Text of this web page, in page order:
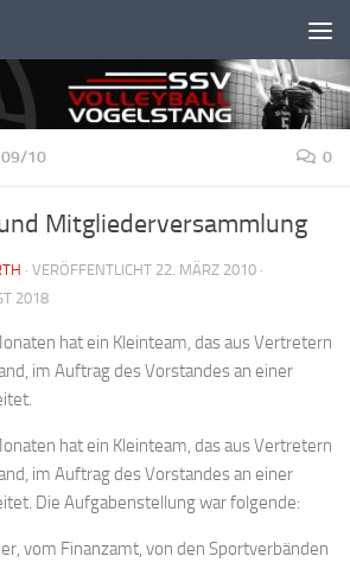
09/10 0
Mitgliederversammlung
· VERÖFFENTLICHT 22. MÄRZ 2010 ·
2018
hat ein Kleinteam, das aus Vertretern
im Auftrag des Vorstandes an einer
hat ein Kleinteam, das aus Vertretern
im Auftrag des Vorstandes an einer
Die Aufgabenstellung war folgende:
vom Finanzamt, von den Sportverbänden